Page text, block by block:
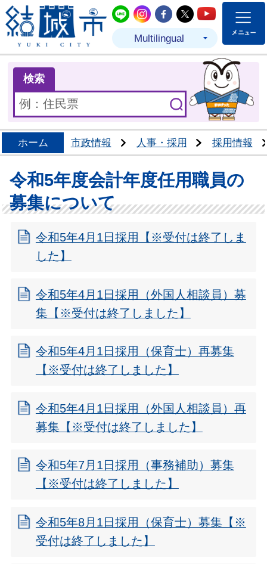
結城市公式LINE
結城市公式Instagram
結城市公式
結城市公式
結城市
Multilingual
検索
ホーム 市政情報 人事・採用 採用情報
令和5年度会計年度任用職員の
募集について
令和5年4月1日採用【※受付は終了しま
した】
令和5年4月1日採用（外国人相談員）募
集【※受付は終了しました】
令和5年4月1日採用（保育士）再募集
【※受付は終了しました】
令和5年4月1日採用（外国人相談員）再
募集【※受付は終了しました】
令和5年7月1日採用（事務補助）募集
【※受付は終了しました】
令和5年8月1日採用（保育士）募集【※
受付は終了しました】